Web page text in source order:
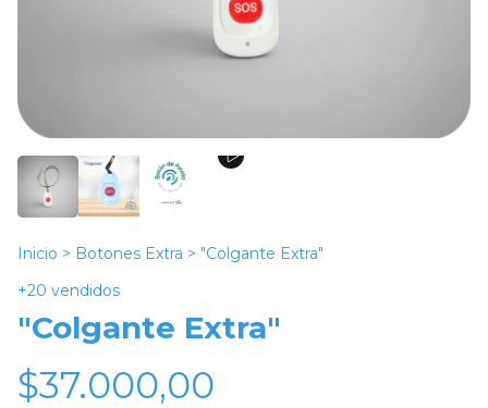
Inicio > Botones Extra > "Colgante Extra"
+20 vendidos
"Colgante Extra"
$37.000,00